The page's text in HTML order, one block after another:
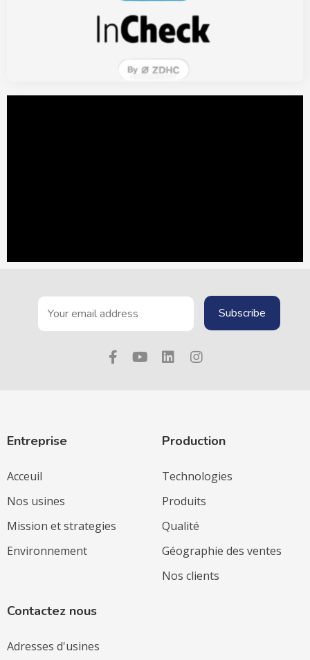
Entreprise
Acceuil
Nos usines
Mission et strategies
Environnement
Production
Technologies
Produits
Qualité
Géographie des ventes
Nos clients
Contactez nous
Adresses d'usines